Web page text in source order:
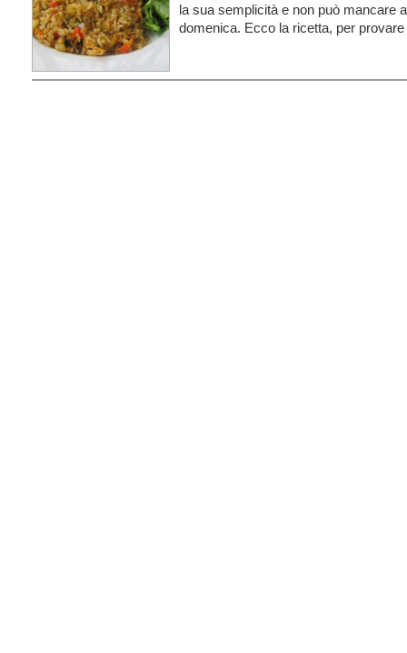
la sua semplicità e non può mancare
domenica. Ecco la ricetta, per